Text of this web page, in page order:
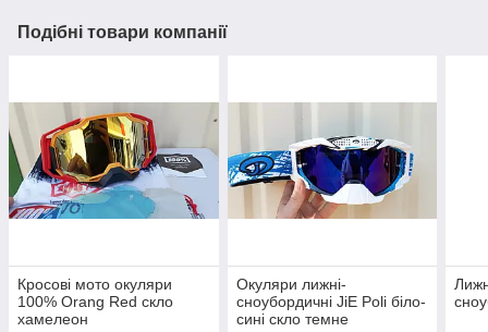
Подібні товари компанії
Кросові мото окуляри
100% Orang Red скло
хамелеон
Окуляри лижні-
сноубордичні JiE Poli біло-
сині скло темне